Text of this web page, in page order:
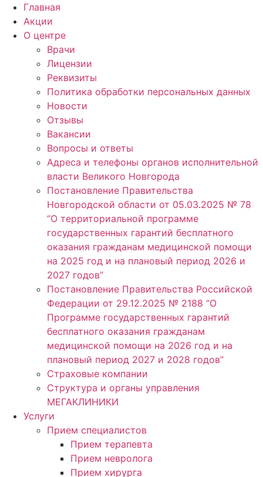
Главная
Акции
О центре
Врачи
Лицензии
Реквизиты
Политика обработки персональных данных
Новости
Отзывы
Вакансии
Вопросы и ответы
Адреса и телефоны органов исполнительной
власти Великого Новгорода
Постановление Правительства
Новгородской области от 05.03.2025 № 78
“О территориальной программе
государственных гарантий бесплатного
оказания гражданам медицинской помощи
на 2025 год и на плановый период 2026 и
2027 годов”
Постановление Правительства Российской
Федерации от 29.12.2025 № 2188 “О
Программе государственных гарантий
бесплатного оказания гражданам
медицинской помощи на 2026 год и на
плановый период 2027 и 2028 годов”
Страховые компании
Структура и органы управления
МЕГАКЛИНИКИ
Услуги
Прием специалистов
Прием терапевта
Прием невролога
Прием хирурга